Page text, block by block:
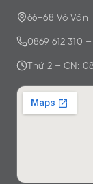
66–68 Võ Văn
0869 612 310
Thứ 2 – CN: